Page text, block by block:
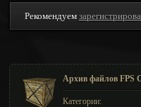
Рекомендуем
Архив файлов FPS
Категории: